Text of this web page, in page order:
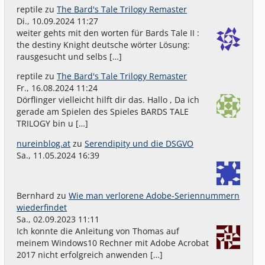
reptile zuThe Bard's Tale Trilogy Remaster
Di., 10.09.2024 11:27
weiter gehts mit den worten für Bards Tale II :
the destiny Knight deutsche wörter Lösung:
rausgesucht und selbs […]
reptile zuThe Bard's Tale Trilogy Remaster
Fr., 16.08.2024 11:24
Dörflinger vielleicht hilft dir das. Hallo , Da ich
gerade am Spielen des Spieles BARDS TALE
TRILOGY bin u […]
nureinblog.at zuSerendipity und die DSGVO
Sa., 11.05.2024 16:39
Bernhard zuWie man verlorene Adobe-Seriennummern
wiederfindet
Sa., 02.09.2023 11:11
Ich konnte die Anleitung von Thomas auf
meinem Windows10 Rechner mit Adobe Acrobat
2017 nicht erfolgreich anwenden […]